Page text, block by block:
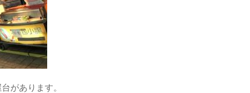
があります。